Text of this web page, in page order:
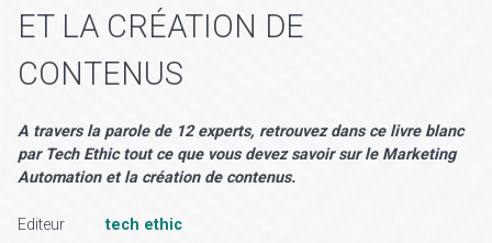
ET LA CRÉATION DE
CONTENUS
A travers la parole de 12 experts, retrouvez dans ce livre blanc
par Tech Ethic tout ce que vous devez savoir sur le Marketing
Automation et la création de contenus.
Editeur tech ethic